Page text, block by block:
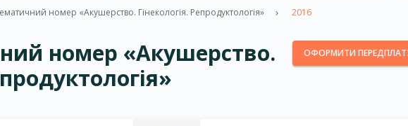
номер «Акушерство. Гінекологія. Репродуктологія» 2016
номер «Акушерство.
ОФОРМИТИ